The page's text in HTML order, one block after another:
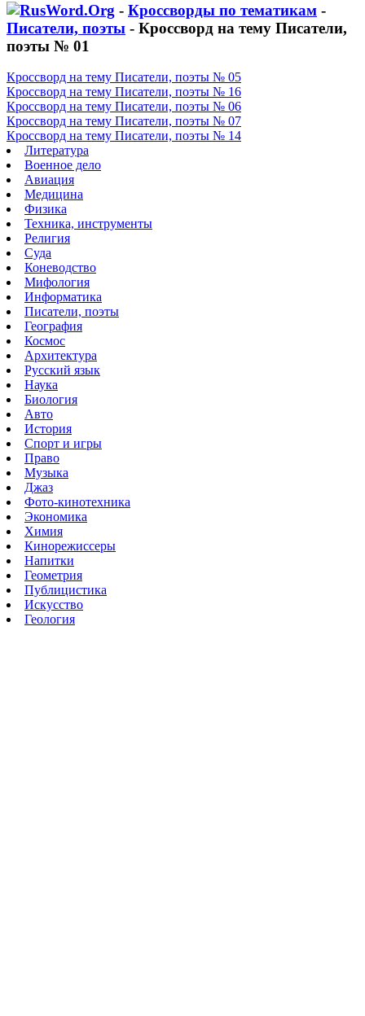
- Кроссворды по тематикам -
Писатели, поэты - Кроссворд на тему Писатели,
поэты № 01
Кроссворд на тему Писатели, поэты № 05
Кроссворд на тему Писатели, поэты № 16
Кроссворд на тему Писатели, поэты № 06
Кроссворд на тему Писатели, поэты № 07
Кроссворд на тему Писатели, поэты № 14
Литература
Военное дело
Авиация
Медицина
Физика
Техника, инструменты
Религия
Суда
Коневодство
Мифология
Информатика
Писатели, поэты
География
Космос
Архитектура
Русский язык
Наука
Биология
Авто
История
Спорт и игры
Право
Музыка
Джаз
Фото-кинотехника
Экономика
Химия
Кинорежиссеры
Напитки
Геометрия
Публицистика
Искусство
Геология